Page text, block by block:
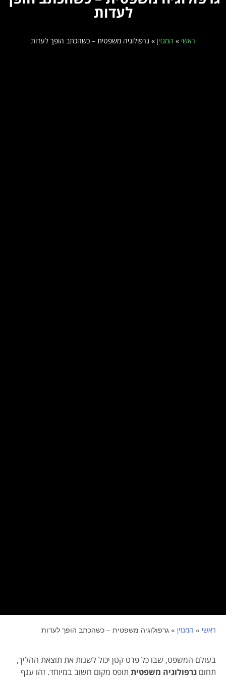
לעדות
ראשי » המגזין » גרפולוגיה משפטית – כשהכתב הופך לעדות
ראשי » המגזין » גרפולוגיה משפטית – כשהכתב הופך לעדות
בעולם המשפט, שבו כל פרט קטן יכול לשנות את תוצאת ההליך,
תחום גרפולוגיה משפטית תופס מקום חשוב במיוחד. זהו ענף